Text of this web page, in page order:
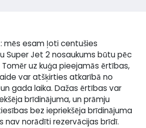
mēs esam ļoti centušies
Super Jet 2 nosaukums būtu pēc
uz kuģa pieejamās ērtības,
var atšķirties atkarībā no
gada laika. Dažas ērtības var
brīdinājuma, un prāmju
bez iepriekšēja brīdinājuma
nav norādīti rezervācijas brīdī.